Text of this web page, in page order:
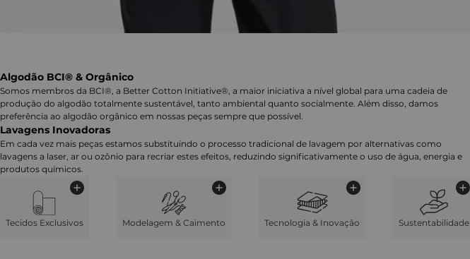
Algodão BCI® & Orgânico
Somos membros da BCI®, a Better Cotton Initiative®, a maior iniciativa a nível global para uma cadeia de
produção do algodão totalmente sustentável, tanto ambiental quanto socialmente. Além disso, damos
preferência ao algodão orgânico em nossas peças sempre que possível.
Lavagens Inovadoras
Em cada vez mais peças estamos substituindo o processo tradicional de lavagem por alternativas como
lavagens a laser, ar ou ozônio para recriar estes efeitos, reduzindo significativamente o uso de água, energia e
produtos químicos.
Tecidos Exclusivos Modelagem & Caimento Tecnologia & Inovação Sustentabilidade